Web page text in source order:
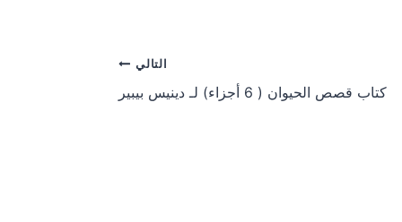
التالي
كتاب قصص الحيوان ( 6 أجزاء) لـ دينيس بيبير